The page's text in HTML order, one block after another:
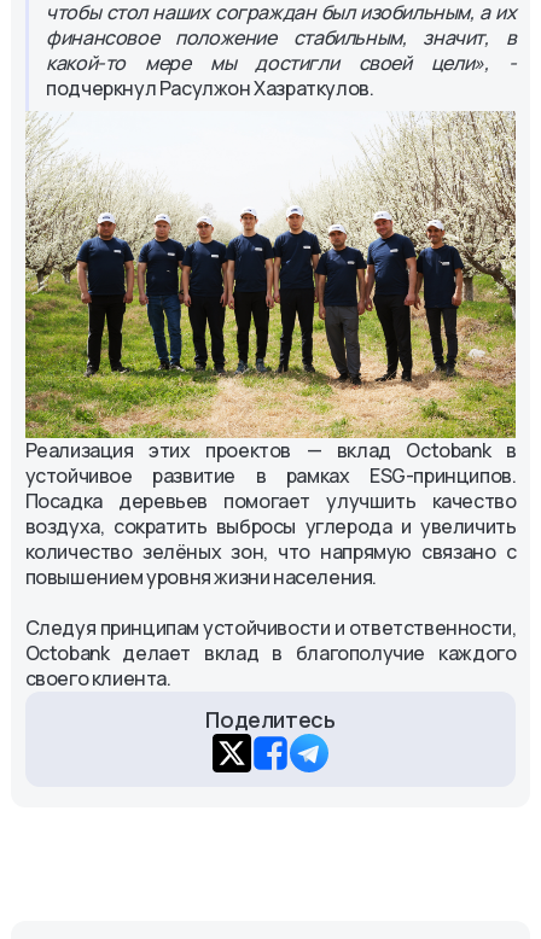
чтобы стол наших сограждан был изобильным, а их
финансовое положение стабильным, значит, в
какой-то мере мы достигли своей цели», -
подчеркнул Расулжон Хазраткулов.
Реализация этих проектов — вклад Octobank в
устойчивое развитие в рамках ESG-принципов.
Посадка деревьев помогает улучшить качество
воздуха, сократить выбросы углерода и увеличить
количество зелёных зон, что напрямую связано с
повышением уровня жизни населения.
Следуя принципам устойчивости и ответственности,
Octobank делает вклад в благополучие каждого
своего клиента.
Поделитесь